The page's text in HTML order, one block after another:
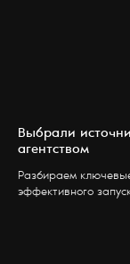
Выбрали
агентством
Разбираем
эффективного